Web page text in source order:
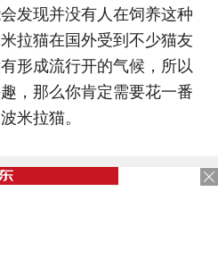
发现并没有人在饲养这种
拉猫在国外受到不少猫友
形成流行开的气候，所以
，那么你肯定需要花一番
米拉猫。